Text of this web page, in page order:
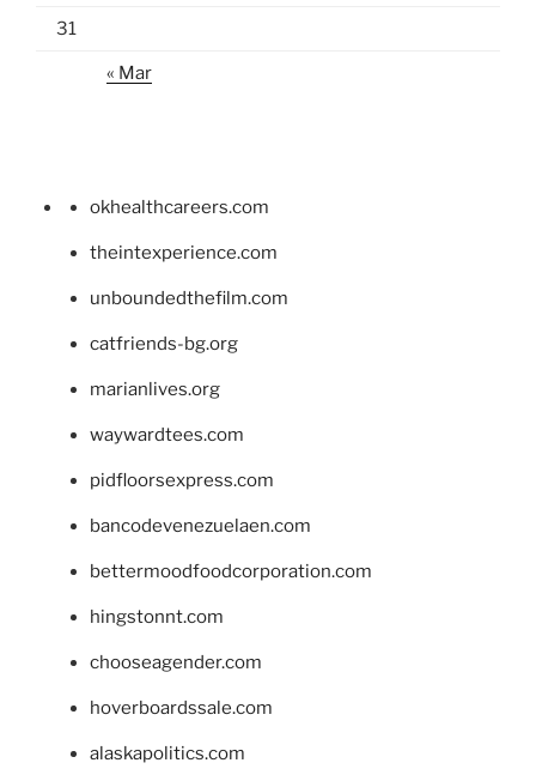
31
« Mar
okhealthcareers.com
theintexperience.com
unboundedthefilm.com
catfriends-bg.org
marianlives.org
waywardtees.com
pidfloorsexpress.com
bancodevenezuelaen.com
bettermoodfoodcorporation.com
hingstonnt.com
chooseagender.com
hoverboardssale.com
alaskapolitics.com